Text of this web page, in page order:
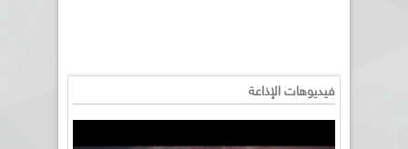
فيديوهات الإذاعة